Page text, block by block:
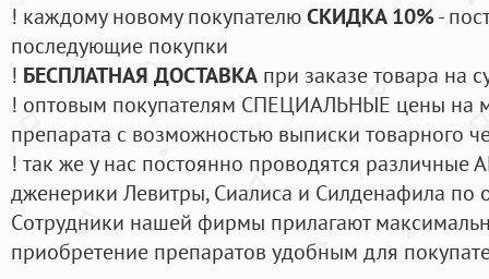
! каждому новому покупателюСКИДКА 10%-
последующие покупки
! БЕСПЛАТНАЯ ДОСТАВКА при заказе товара на
! оптовым покупателям СПЕЦИАЛЬНЫЕ цены на
препарата с возможностью выписки товарного
! так же у нас постоянно проводятся
дженерики Левитры, Сиалиса и Силденафила по
Cотрудники нашей фирмы прилагают
приобретение препаратов удобным для